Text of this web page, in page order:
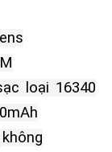
loại 16340